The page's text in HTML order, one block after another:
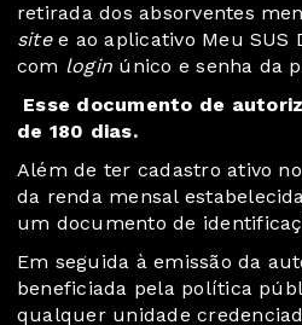
retirada dos absorventes
sitee ao aplicativo Meu SUS
com login único e senha da
Esse documento de
de 180 dias.
Além de ter cadastro ativo
da renda mensal
um documento de
Em seguida à emissão da
beneficiada pela política
qualquer unidade